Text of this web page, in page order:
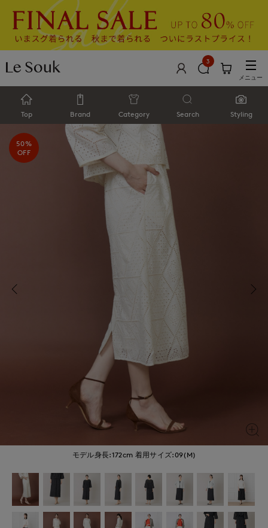
3
メニュー
Top Brand Category Search Styling
モデル身長:172cm 着用サイズ:09(M)
50%
OFF